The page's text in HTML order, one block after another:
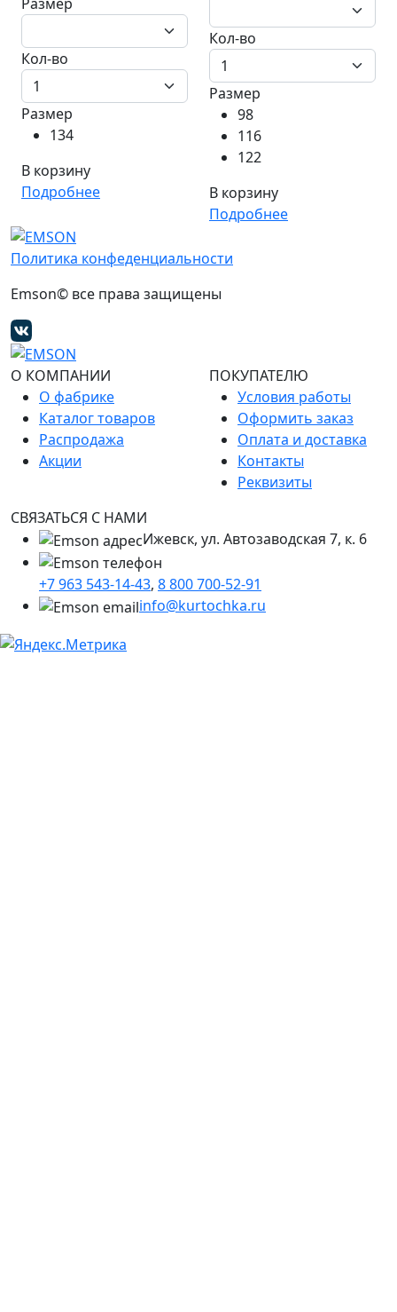
Кол-во
Размер
134
В корзину
Подробнее
Кол-во
Размер
98
116
122
В корзину
Подробнее
Политика конфеденциальности
Emson© все права защищены
О КОМПАНИИ
О фабрике
Каталог товаров
Распродажа
Акции
ПОКУПАТЕЛЮ
Условия работы
Оформить заказ
Оплата и доставка
Контакты
Реквизиты
СВЯЗАТЬСЯ С НАМИ
Ижевск, ул. Автозаводская 7, к. 6
+7 963 543-14-43, 8 800 700-52-91
info@kurtochka.ru